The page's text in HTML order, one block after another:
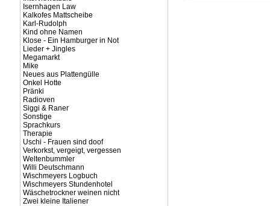
Isernhagen Law
Kalkofes Mattscheibe
Karl-Rudolph
Kind ohne Namen
Klose - Ein Hamburger in Not
Lieder + Jingles
Megamarkt
Mike
Neues aus Plattengülle
Onkel Hotte
Pränki
Radioven
Siggi & Raner
Sonstige
Sprachkurs
Therapie
Uschi - Frauen sind doof
Verkorkst, vergeigt, vergessen
Weltenbummler
Willi Deutschmann
Wischmeyers Logbuch
Wischmeyers Stundenhotel
Wäschetrockner weinen nicht
Zwei kleine Italiener